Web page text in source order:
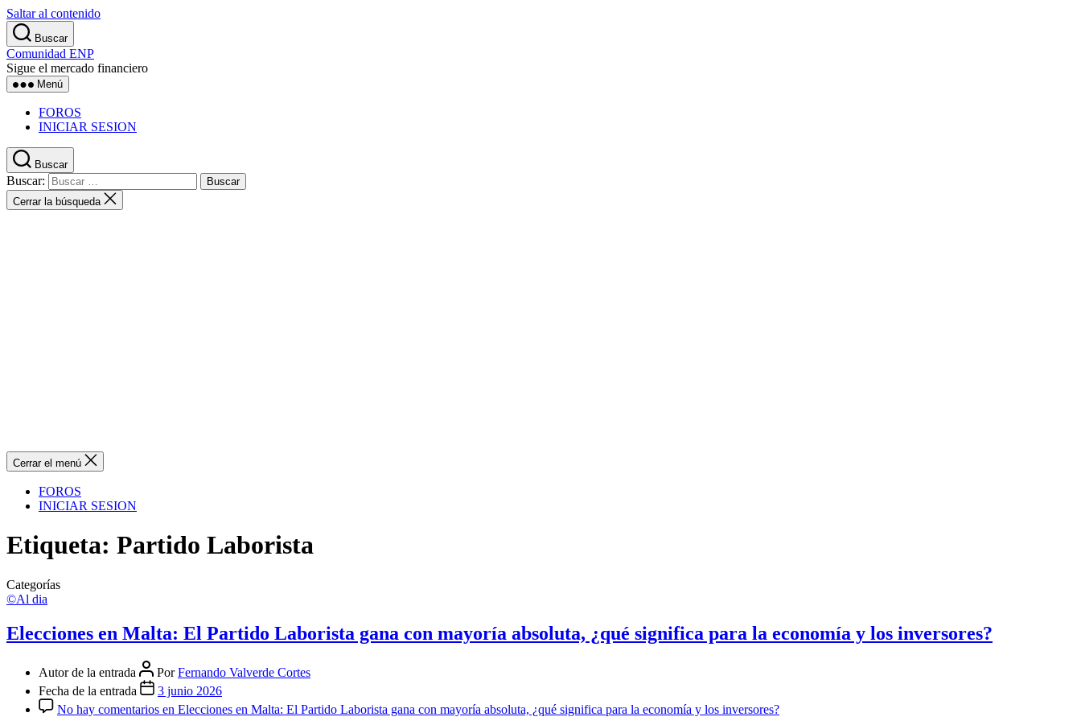
Saltar al contenido
Buscar
Comunidad ENP
Sigue el mercado financiero
Menú
FOROS
INICIAR SESION
Buscar
Buscar:
Cerrar la búsqueda
Cerrar el menú
FOROS
INICIAR SESION
Etiqueta: Partido Laborista
Categorías
©Al dia
Elecciones en Malta: El Partido Laborista gana con mayoría absoluta, ¿qué significa para la economía y los inversores?
Autor de la entrada PorFernando Valverde Cortes
Fecha de la entrada
3 junio 2026
No hay comentarios en Elecciones en Malta: El Partido Laborista gana con mayoría absoluta, ¿qué significa para la economía y los inversores?